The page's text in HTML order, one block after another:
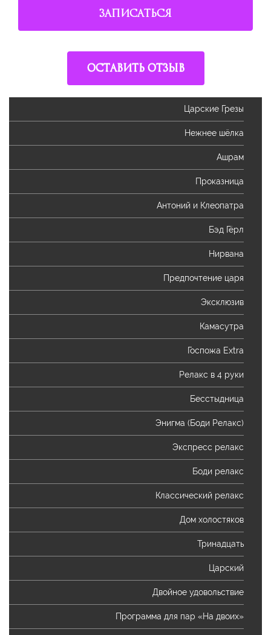
ЗАПИСАТЬСЯ
ОСТАВИТЬ ОТЗЫВ
Царские Грезы
Нежнее шёлка
Ашрам
Проказница
Антоний и Клеопатра
Бэд Гёрл
Нирвана
Предпочтение царя
Эксклюзив
Камасутра
Госпожа Extra
Релакс в 4 руки
Бесстыдница
Энигма (Боди Релакс)
Экспресс релакс
Боди релакс
Классический релакс
Дом холостяков
Тринадцать
Царский
Двойное удовольствие
Программа для пар «На двоих»